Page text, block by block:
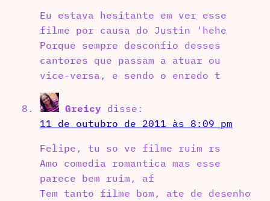
Eu estava hesitante em ver esse
filme por causa do Justin 'hehe
Porque sempre desconfio desses
cantores que passam a atuar ou
vice-versa, e sendo o enredo t
Greicy disse:
11 de outubro de 2011 às 8:09 pm
Felipe, tu so ve filme ruim rs
Amo comedia romantica mas esse
parece bem ruim, af
Tem tanto filme bom, ate de desenho